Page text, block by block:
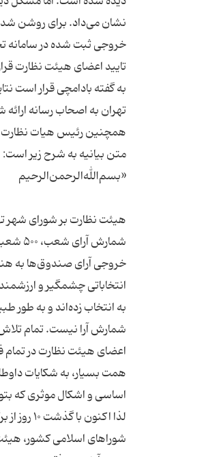
خروجی ثبت شده در سامانه
به گفته بادامچی قرار
هیئت نظارت بر شورای شهر
انتخاباتی چشمگیر و
به انتخاب زده‌اند و به طور
اعضای هیئت نظارت در تمام
همت بسیار، به شکایات
شوراهای اسلامی کشور،